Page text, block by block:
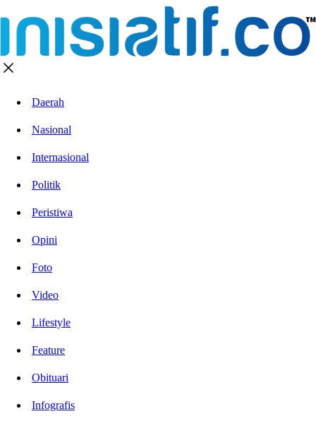
Daerah
Nasional
Internasional
Politik
Peristiwa
Opini
Foto
Video
Lifestyle
Feature
Obituari
Infografis